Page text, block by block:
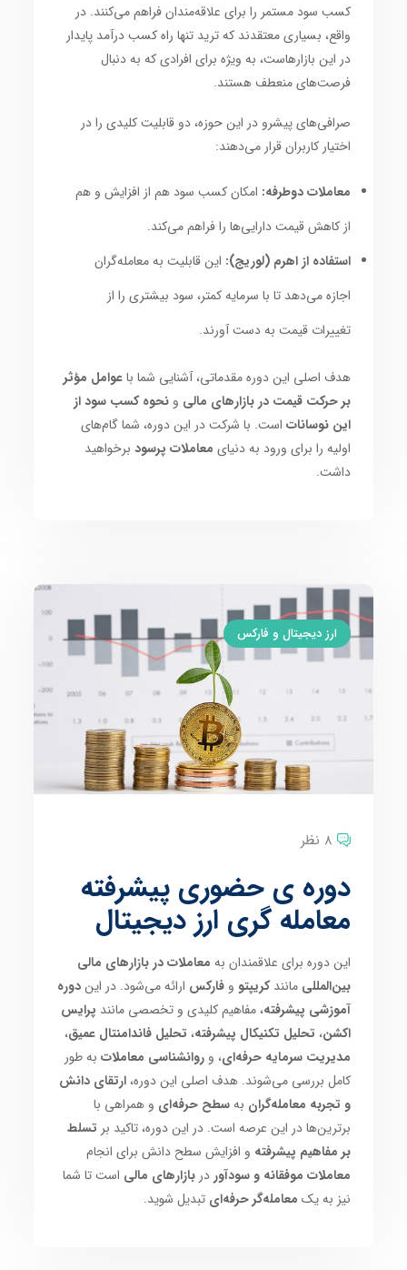
کسب سود مستمر را برای علاقه‌مندان فراهم می‌کنند. در
واقع، بسیاری معتقدند که ترید تنها راه کسب درآمد پایدار
در این بازارهاست، به ویژه برای افرادی که به دنبال
فرصت‌های منعطف هستند.
صرافی‌های پیشرو در این حوزه، دو قابلیت کلیدی را در
اختیار کاربران قرار می‌دهند:
معاملات دوطرفه: امکان کسب سود هم از افزایش و هم
از کاهش قیمت دارایی‌ها را فراهم می‌کند.
استفاده از اهرم (لوریج): این قابلیت به معامله‌گران
اجازه می‌دهد تا با سرمایه کمتر، سود بیشتری را از
تغییرات قیمت به دست آورند.
هدف اصلی این دوره مقدماتی، آشنایی شما باعوامل مؤثر
بر حرکت قیمت در بازارهای مالی ونحوه کسب سود از
این نوسانات است. با شرکت در این دوره، شما گام‌های
اولیه را برای ورود به دنیای معاملات پرسود برخواهید
داشت.
ارز دیجیتال و فارکس
8 نظر
دوره ی حضوری پیشرفته
معامله گری ارز دیجیتال
این دوره برای علاقمندان به معاملات در بازارهای مالی
بین‌المللی مانندکریپتو وفارکس ارائه می‌شود. در ایندوره
آموزشی پیشرفته، مفاهیم کلیدی و تخصصی مانند پرایس
اکشن، تحلیل تکنیکال پیشرفته، تحلیل فاندامنتال عمیق،
مدیریت سرمایه حرفه‌ای، وروانشناسی معاملات به طور
کامل بررسی می‌شوند. هدف اصلی این دوره،ارتقای دانش
و تجربه معامله‌گران بهسطح حرفه‌ای و همراهی با
برترین‌ها در این عرصه است. در این دوره، تاکید بر تسلط
بر مفاهیم پیشرفته و افزایش سطح دانش برای انجام
معاملات موفقانه و سودآور دربازارهای مالی است تا شما
نیز به یک معامله‌گر حرفه‌ای تبدیل شوید.